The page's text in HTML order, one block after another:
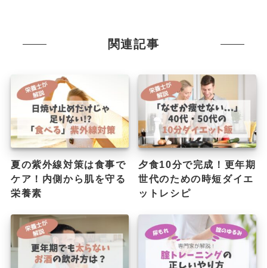
関連記事
夏の紫外線対策は食事で
ケア！内側から肌を守る
栄養素
夕食10分で完成！更年期
世代のための時短ダイエ
ットレシピ